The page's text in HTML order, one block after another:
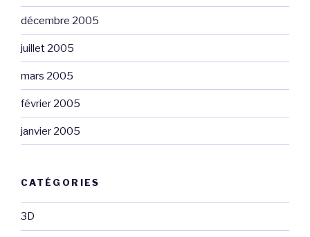
décembre 2005
juillet 2005
mars 2005
février 2005
janvier 2005
CATÉGORIES
3D